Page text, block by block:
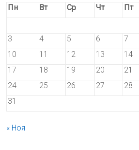
Пн Вт Ср Чт Пт
3
4 5 6 7
10
11 12 13 14
17
18 19 20 21
24
25 26 27 28
31
« Ноя